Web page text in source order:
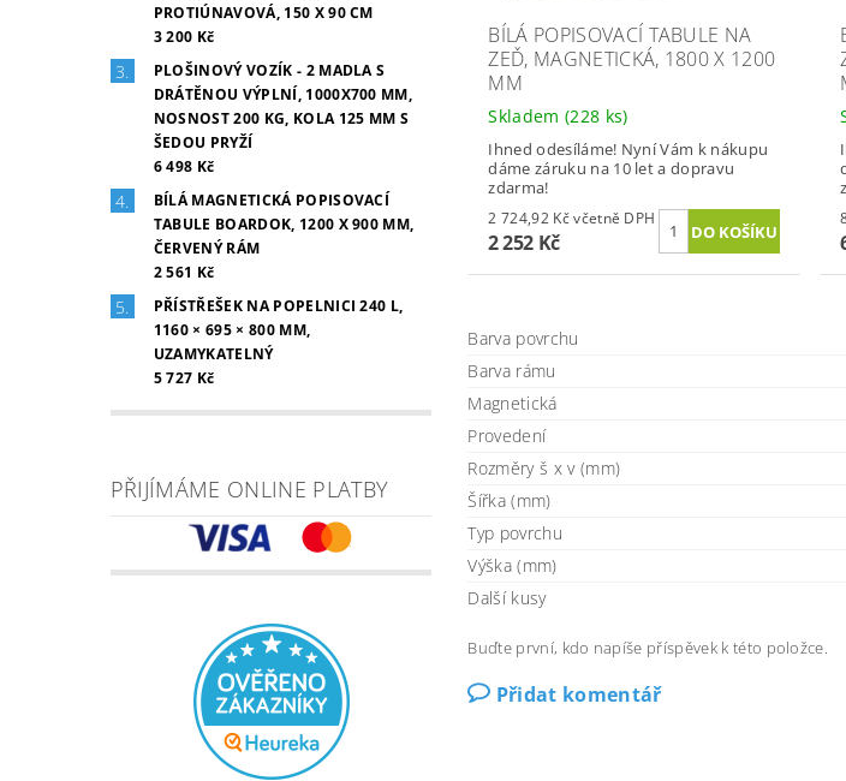
PROTIÚNAVOVÁ, 150 X 90 CM
3 200 Kč
PLOŠINOVÝ VOZÍK - 2 MADLA S
DRÁTĚNOU VÝPLNÍ, 1000X700 MM,
NOSNOST 200 KG, KOLA 125 MM S
ŠEDOU PRYŽÍ
6 498 Kč
BÍLÁ MAGNETICKÁ POPISOVACÍ
TABULE BOARDOK, 1200 X 900 MM,
ČERVENÝ RÁM
2 561 Kč
PŘÍSTŘEŠEK NA POPELNICI 240 L,
1160 × 695 × 800 MM,
UZAMYKATELNÝ
5 727 Kč
PŘIJÍMÁME ONLINE PLATBY
BÍLÁ POPISOVACÍ TABULE NA
ZEĎ, MAGNETICKÁ, 1800 X 1200
MM
Skladem (228 ks)
Ihned odesíláme! Nyní Vám k nákupu
dáme záruku na 10 let a dopravu
zdarma!
2 724,92 Kč včetně DPH
2 252 Kč
Barva povrchu
Barva rámu
Magnetická
Provedení
Rozměry š x v (mm)
Šířka (mm)
Typ povrchu
Výška (mm)
Další kusy
Buďte první, kdo napíše příspěvek k této položce.
Přidat komentář